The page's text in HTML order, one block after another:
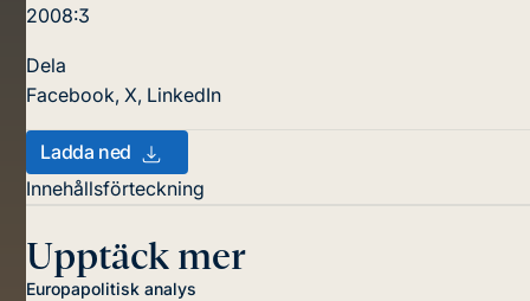
2008:3
Dela
Facebook, X, LinkedIn
Ladda ned
Innehållsförteckning
Upptäck mer
Europapolitisk analys